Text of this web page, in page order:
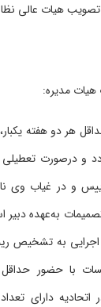
تصویب هیات عالی
هر دو هفته
و درصورت تعطیلی
و در غیاب وی
به‌عهده دبیر
اجرایی به تشخیص
با حضور
دارای